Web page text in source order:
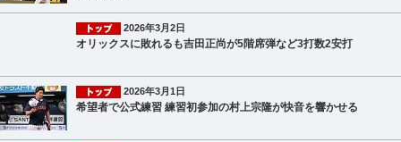
2026年3月2日
オリックスに敗れるも吉田正尚が5階席弾など3打数2安打
2026年3月1日
希望者で公式練習 練習初参加の村上宗隆が快音を響かせる